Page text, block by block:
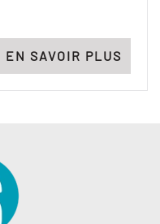
EN SAVOIR PLUS